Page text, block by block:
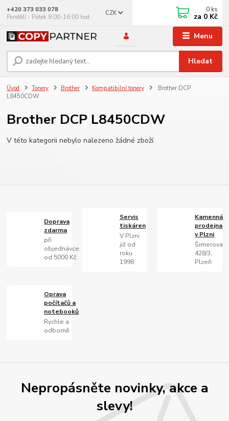
Menu
CZK
Hledat
+420 373 033 078
Pondělí - Pátek 8:00-16:00 hod.
0 ks
za 0 Kč
Úvod Tonery Brother Kompatibilní tonery
Brother DCP
L8450CDW
Brother DCP L8450CDW
V této kategorii nebylo nalezeno žádné zboží.
Doprava
zdarma
při
objednávce
od 5000 Kč
Servis
tiskáren
V Plzni
již od
roku
1998
Kamenná
prodejna
v Plzni
Šimerova
428/3,
Plzeň
Oprava
počítačů a
notebooků
Rychle a
odborně
Nepropásněte novinky, akce a
slevy!